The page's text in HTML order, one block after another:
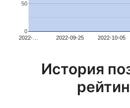
2022-… 2022-09-25 2022-10-05
0
50
История